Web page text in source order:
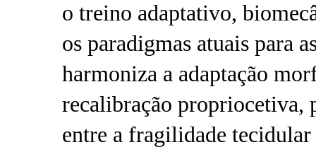
o treino adaptativo,
os paradigmas atuais para
harmoniza a adaptação
recalibração propriocetiva,
entre a fragilidade